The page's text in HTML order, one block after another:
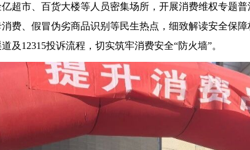
市、百货大楼等人员密集场所，开展消费维权专题普
费、假冒伪劣商品识别等民生热点，细致解读安全保
12315投诉流程，切实筑牢消费安全“防火墙”。